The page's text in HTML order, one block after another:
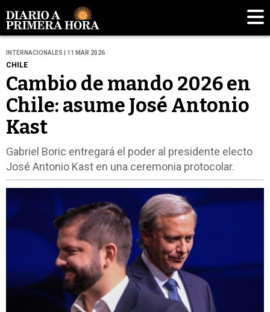
INTERNACIONALES | 11 MAR 2026
CHILE
Cambio de mando 2026 en
Chile: asume José Antonio
Kast
Gabriel Boric entregará el poder al presidente electo
José Antonio Kast en una ceremonia protocolar.